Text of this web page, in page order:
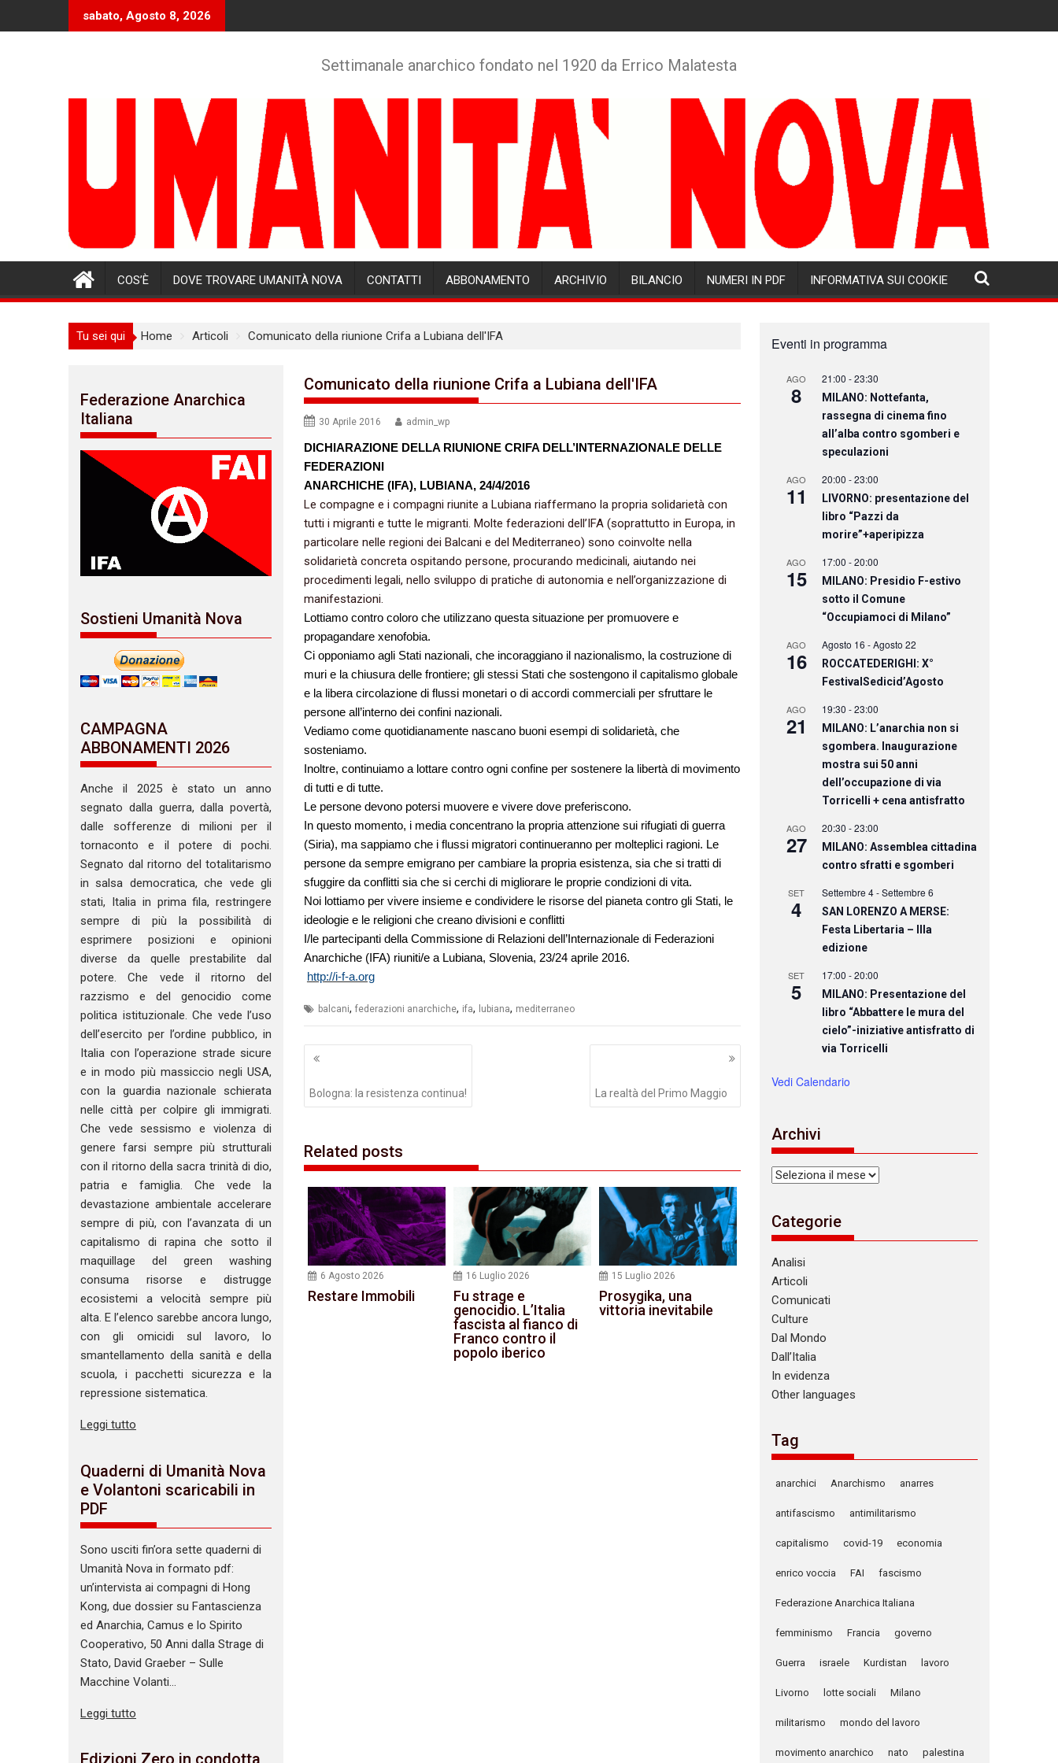
sabato, Agosto 8, 2026
Settimanale anarchico fondato nel 1920 da Errico Malatesta
COS’È DOVE TROVARE UMANITÀ NOVA CONTATTI ABBONAMENTO ARCHIVIO BILANCIO NUMERI IN PDF INFORMATIVA SUI COOKIE
Tu sei qui Home Articoli Comunicato della riunione Crifa a Lubiana dell'IFA
Comunicato della riunione Crifa a Lubiana dell'IFA
30 Aprile 2016 admin_wp
DICHIARAZIONE DELLA RIUNIONE CRIFA DELL’INTERNAZIONALE DELLE
FEDERAZIONI
ANARCHICHE (IFA), LUBIANA, 24/4/2016
Le compagne e i compagni riunite a Lubiana riaffermano la propria solidarietà con
tutti i migranti e tutte le migranti. Molte federazioni dell’IFA (soprattutto in Europa, in
particolare nelle regioni dei Balcani e del Mediterraneo) sono coinvolte nella
solidarietà concreta ospitando persone, procurando medicinali, aiutando nei
procedimenti legali, nello sviluppo di pratiche di autonomia e nell’organizzazione di
manifestazioni.
Lottiamo contro coloro che utilizzano questa situazione per promuovere e
propagandare xenofobia.
Ci opponiamo agli Stati nazionali, che incoraggiano il nazionalismo, la costruzione di
muri e la chiusura delle frontiere; gli stessi Stati che sostengono il capitalismo globale
e la libera circolazione di flussi monetari o di accordi commerciali per sfruttare le
persone all’interno dei confini nazionali.
Vediamo come quotidianamente nascano buoni esempi di solidarietà, che
sosteniamo.
Inoltre, continuiamo a lottare contro ogni confine per sostenere la libertà di movimento
di tutti e di tutte.
Le persone devono potersi muovere e vivere dove preferiscono.
In questo momento, i media concentrano la propria attenzione sui rifugiati di guerra
(Siria), ma sappiamo che i flussi migratori continueranno per molteplici ragioni. Le
persone da sempre emigrano per cambiare la propria esistenza, sia che si tratti di
sfuggire da conflitti sia che si cerchi di migliorare le proprie condizioni di vita.
Noi lottiamo per vivere insieme e condividere le risorse del pianeta contro gli Stati, le
ideologie e le religioni che creano divisioni e conflitti
I/le partecipanti della Commissione di Relazioni dell’Internazionale di Federazioni
Anarchiche (IFA) riuniti/e a Lubiana, Slovenia, 23/24 aprile 2016.
http://i-f-a.org
balcani, federazioni anarchiche, ifa, lubiana, mediterraneo
Navigazione
Bologna: la resistenza continua! La realtà del Primo Maggio
Related posts
6 Agosto 2026
Restare Immobili
16 Luglio 2026
Fu strage e
genocidio. L’Italia
fascista al fianco di
Franco contro il
popolo iberico
15 Luglio 2026
Prosygika, una
vittoria inevitabile
Federazione Anarchica
Italiana
Sostieni Umanità Nova
CAMPAGNA
ABBONAMENTI 2026
Anche il 2025 è stato un anno
segnato dalla guerra, dalla povertà,
dalle sofferenze di milioni per il
tornaconto e il potere di pochi.
Segnato dal ritorno del totalitarismo
in salsa democratica, che vede gli
stati, Italia in prima fila, restringere
sempre di più la possibilità di
esprimere posizioni e opinioni
diverse da quelle prestabilite dal
potere. Che vede il ritorno del
razzismo e del genocidio come
politica istituzionale. Che vede l’uso
dell’esercito per l’ordine pubblico, in
Italia con l’operazione strade sicure
e in modo più massiccio negli USA,
con la guardia nazionale schierata
nelle città per colpire gli immigrati.
Che vede sessismo e violenza di
genere farsi sempre più strutturali
con il ritorno della sacra trinità di dio,
patria e famiglia. Che vede la
devastazione ambientale accelerare
sempre di più, con l’avanzata di un
capitalismo di rapina che sotto il
maquillage del green washing
consuma risorse e distrugge
ecosistemi a velocità sempre più
alta. E l’elenco sarebbe ancora lungo,
con gli omicidi sul lavoro, lo
smantellamento della sanità e della
scuola, i pacchetti sicurezza e la
repressione sistematica.
Leggi tutto
Quaderni di Umanità Nova
e Volantoni scaricabili in
PDF
Sono usciti fin’ora sette quaderni di
Umanità Nova in formato pdf:
un’intervista ai compagni di Hong
Kong, due dossier su Fantascienza
ed Anarchia, Camus e lo Spirito
Cooperativo, 50 Anni dalla Strage di
Stato, David Graeber – Sulle
Macchine Volanti…
Leggi tutto
Eventi in programma
AGO
8
21:00 -23:30
MILANO: Nottefanta,
rassegna di cinema fino
all’alba contro sgomberi e
speculazioni
AGO
11
20:00 -23:00
LIVORNO: presentazione del
libro “Pazzi da
morire”+aperipizza
AGO
15
17:00 -20:00
MILANO: Presidio F-estivo
sotto il Comune
“Occupiamoci di Milano”
AGO
16
Agosto 16 -Agosto 22
ROCCATEDERIGHI: X°
FestivalSedicid’Agosto
AGO
21
19:30 -23:00
MILANO: L’anarchia non si
sgombera. Inaugurazione
mostra sui 50 anni
dell’occupazione di via
Torricelli + cena antisfratto
AGO
27
20:30 -23:00
MILANO: Assemblea cittadina
contro sfratti e sgomberi
SET
4
Settembre 4-Settembre 6
SAN LORENZO A MERSE:
Festa Libertaria – IIIa
edizione
SET
5
17:00 -20:00
MILANO: Presentazione del
libro “Abbattere le mura del
cielo”-iniziative antisfratto di
via Torricelli
Vedi Calendario
Archivi
Archivi
Categorie
Analisi
Articoli
Comunicati
Culture
Dal Mondo
Dall’Italia
In evidenza
Other languages
Tag
anarchici Anarchismo anarres
antifascismo antimilitarismo
capitalismo covid-19 economia
enrico voccia FAI fascismo
Federazione Anarchica Italiana
femminismo Francia governo
Guerra israele Kurdistan lavoro
Livorno lotte sociali Milano
militarismo mondo del lavoro
movimento anarchico nato palestina